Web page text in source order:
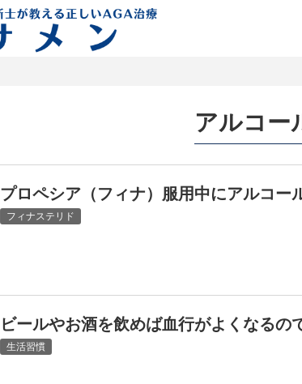
アルコー
プロペシア（フィナ）服用中にアルコー
フィナステリド
ビールやお酒を飲めば血行がよくなるの
生活習慣